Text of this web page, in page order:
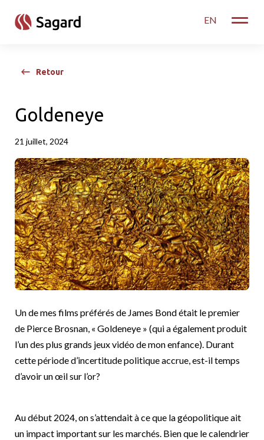
EN
Toggle
Retour
Goldeneye
21 juillet, 2024
Un de mes films préférés de James Bond était le premier
de Pierce Brosnan, « Goldeneye » (qui a également produit
l’un des plus grands jeux vidéo de mon enfance). Durant
cette période d’incertitude politique accrue, est-il temps
d’avoir un œil sur l’or?
Au début 2024, on s’attendait à ce que la géopolitique ait
un impact important sur les marchés. Bien que le calendrier